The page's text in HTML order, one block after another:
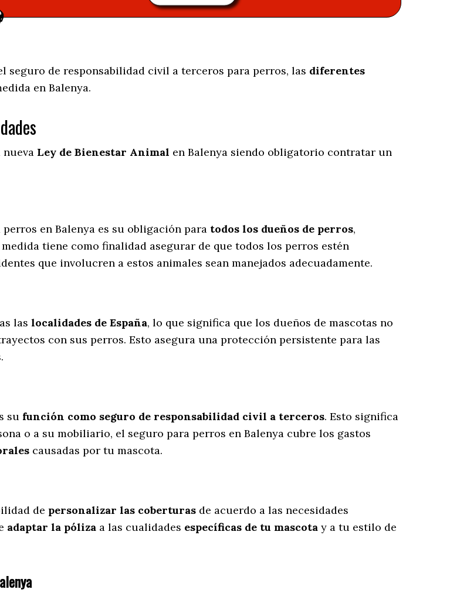
de responsabilidad civil a terceros para perros, las diferentes
en Balenya.
Ley de Bienestar Animal en Balenya siendo obligatorio contratar un
en Balenya es su obligación para todos los dueños de perros,
tiene como finalidad asegurar de que todos los perros estén
que involucren a estos animales sean manejados adecuadamente.
las localidades de España, lo que significa que los dueños de mascotas no
con sus perros. Esto asegura una protección persistente para las
su función como seguro de responsabilidad civil a terceros. Esto significa
o a su mobiliario, el seguro para perros en Balenya cubre los gastos
causadas por tu mascota.
de personalizar las coberturas de acuerdo a las necesidades
adaptar la póliza a las cualidades específicas de tu mascota y a tu estilo de